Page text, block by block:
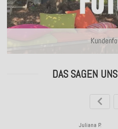
DAS SAGEN
Juliana P.